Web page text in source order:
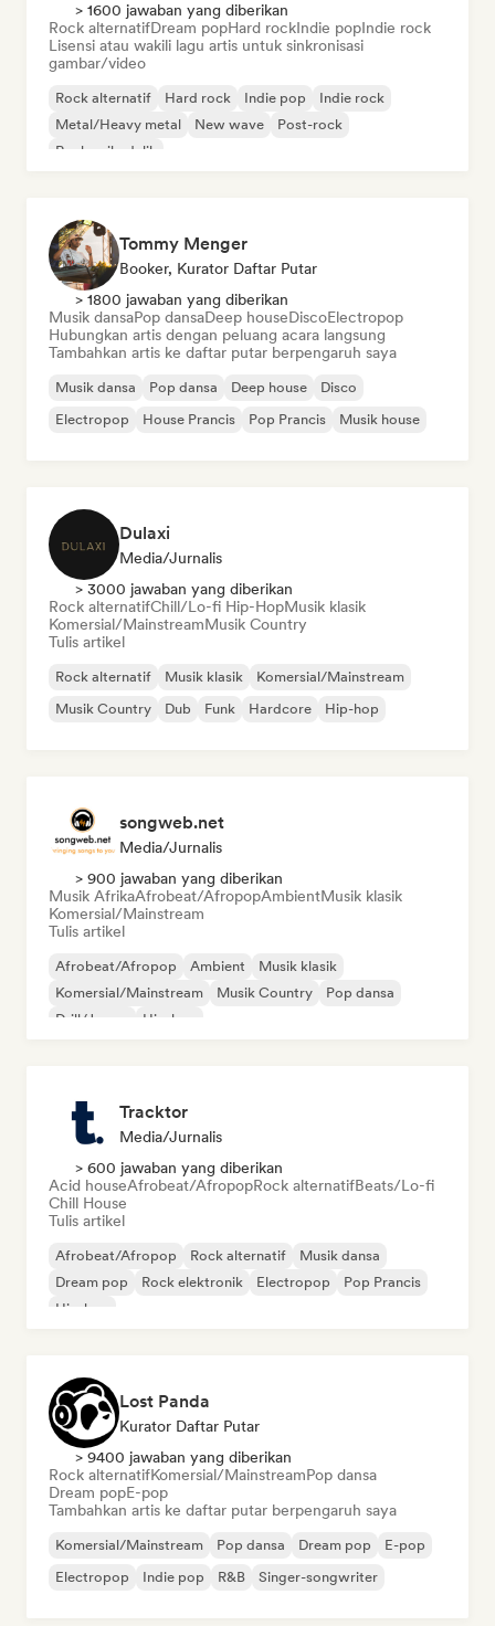
> 1600 jawaban yang diberikan
Rock alternatifDream popHard rockIndie popIndie rock
Lisensi atau wakili lagu artis untuk sinkronisasi
gambar/video
Rock alternatif Hard rock Indie pop
Indie rock
Metal/Heavy metal
New wave
Post-rock
Rock psikedelik
Tommy Menger
Booker, Kurator Daftar Putar
> 1800 jawaban yang diberikan
Musik dansaPop dansaDeep houseDiscoElectropop
Hubungkan artis dengan peluang acara langsung
Tambahkan artis ke daftar putar berpengaruh saya
Musik dansa Pop dansa Deep house
Disco
Electropop
House Prancis Pop Prancis Musik house
Dulaxi
Media/Jurnalis
> 3000 jawaban yang diberikan
Rock alternatifChill/Lo-fi Hip-HopMusik klasik
Komersial/MainstreamMusik Country
Tulis artikel
Rock alternatif Musik klasik
Komersial/Mainstream
Musik Country
Dub Funk Hardcore Hip-hop
songweb.net
Media/Jurnalis
> 900 jawaban yang diberikan
Musik AfrikaAfrobeat/AfropopAmbientMusik klasik
Komersial/Mainstream
Tulis artikel
Afrobeat/Afropop Ambient
Musik klasik
Komersial/Mainstream
Musik Country
Pop dansa
Drill/Jersey
Hip-hop
Tracktor
Media/Jurnalis
> 600 jawaban yang diberikan
Acid houseAfrobeat/AfropopRock alternatifBeats/Lo-fi
Chill House
Tulis artikel
Afrobeat/Afropop Rock alternatif
Musik dansa
Dream pop
Rock elektronik Electropop
Pop Prancis
Hip-hop
Lost Panda
Kurator Daftar Putar
> 9400 jawaban yang diberikan
Rock alternatifKomersial/MainstreamPop dansa
Dream popE-pop
Tambahkan artis ke daftar putar berpengaruh saya
Komersial/Mainstream Pop dansa Dream pop
E-pop
Electropop
Indie pop R&B Singer-songwriter